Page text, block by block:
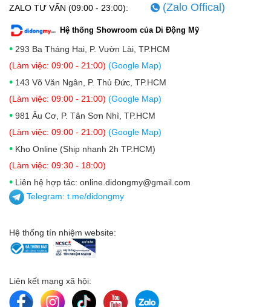
ZALO TƯ VẤN (09:00 - 23:00): (Zalo Offical)
Hệ thống Showroom của Di Động Mỹ
• 293 Ba Tháng Hai, P. Vườn Lài, TP.HCM
(Làm việc: 09:00 - 21:00) (Google Map)
• 143 Võ Văn Ngân, P. Thủ Đức, TP.HCM
(Làm việc: 09:00 - 21:00) (Google Map)
• 981 Âu Cơ, P. Tân Sơn Nhì, TP.HCM
(Làm việc: 09:00 - 21:00) (Google Map)
• Kho Online (Ship nhanh 2h TP.HCM)
(Làm việc: 09:30 - 18:00)
• Liên hệ hợp tác: online.didongmy@gmail.com
Telegram: t.me/didongmy
Hệ thống tín nhiệm website:
Liên kết mạng xã hội: